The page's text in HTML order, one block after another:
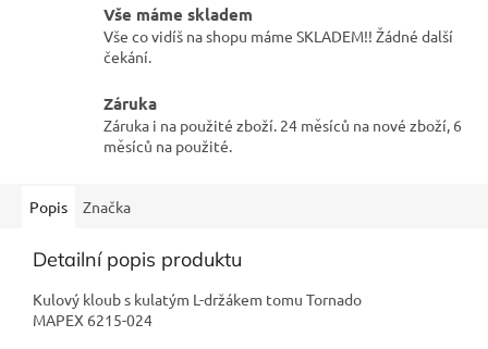
Vše máme skladem
Vše co vidíš na shopu máme SKLADEM!! Žádné další
čekání.
Záruka
Záruka i na použité zboží. 24 měsíců na nové zboží, 6
měsíců na použité.
Popis Značka
Detailní popis produktu
Kulový kloub s kulatým L-držákem tomu Tornado
MAPEX 6215-024